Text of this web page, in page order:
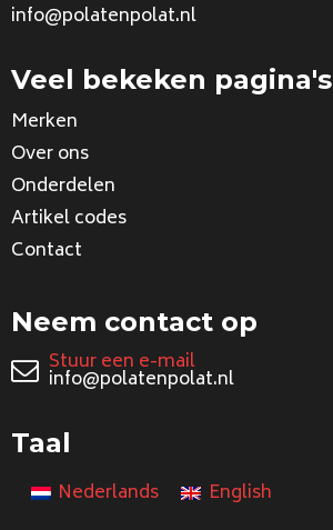
info@polatenpolat.nl
Veel bekeken pagina's
Merken
Over ons
Onderdelen
Artikel codes
Contact
Neem contact op
Stuur een e-mail
info@polatenpolat.nl
Taal
Nederlands English